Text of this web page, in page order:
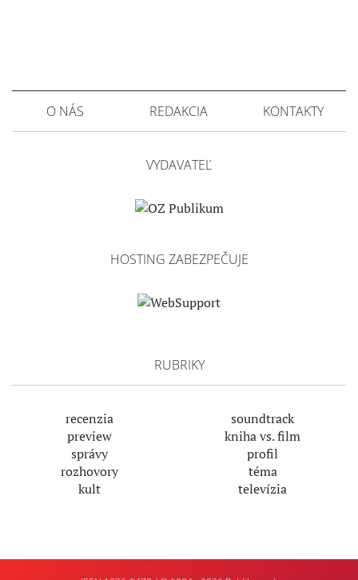
O NÁS REDAKCIA KONTAKTY
VYDAVATEĽ
HOSTING ZABEZPEČUJE
RUBRIKY
recenzia
preview
správy
rozhovory
kult
soundtrack
kniha vs. film
profil
téma
televízia